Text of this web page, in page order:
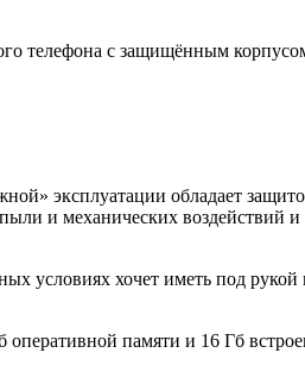
телефона с защищённым
эксплуатации обладает
и механических воздействий
условиях хочет иметь под
памяти и 16 Гб